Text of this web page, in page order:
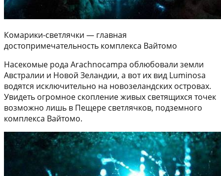
Комарики-светлячки — главная
достопримечательность комплекса Вайтомо
Насекомые рода Arachnocampa облюбовали земли
Австралии и Новой Зеландии, а вот их вид Luminosa
водятся исключительно на новозеландских островах.
Увидеть огромное скопление живых светящихся точек
возможно лишь в Пещере светлячков, подземного
комплекса Вайтомо.